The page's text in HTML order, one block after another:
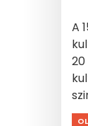
A